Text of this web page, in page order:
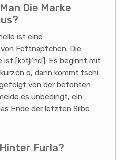
Die Marke
ist eine
Fettnäpfchen. Die
[kɔtʃi’nɛl]. Es beginnt mit
o, dann kommt tschi
von der betonten
es unbedingt, ein
Ende der letzten Silbe
Furla?